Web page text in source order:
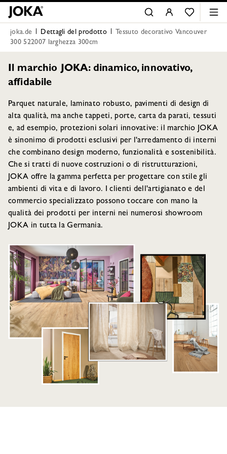
joka.de Dettagli del prodotto
Tessuto decorativo Vancouver
300 522007 larghezza 300cm
Il marchio JOKA: dinamico, innovativo,
affidabile
Parquet naturale, laminato robusto, pavimenti di design di
alta qualità, ma anche tappeti, porte, carta da parati, tessuti
e, ad esempio, protezioni solari innovative: il marchio JOKA
è sinonimo di prodotti esclusivi per l'arredamento di interni
che combinano design moderno, funzionalità e sostenibilità.
Che si tratti di nuove costruzioni o di ristrutturazioni,
JOKA offre la gamma perfetta per progettare con stile gli
ambienti di vita e di lavoro. I clienti dell'artigianato e del
commercio specializzato possono toccare con mano la
qualità dei prodotti per interni nei numerosi showroom
JOKA in tutta la Germania.